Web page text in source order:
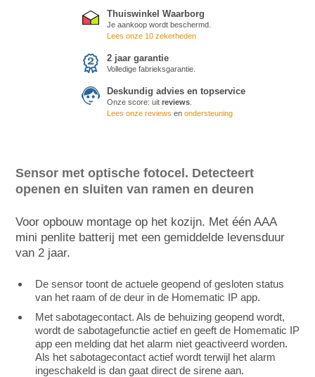
Thuiswinkel Waarborg
Je aankoop wordt beschermd.
Lees onze 10 zekerheden
2 jaar garantie
Volledige fabrieksgarantie.
Deskundig advies en topservice
Onze score: uit reviews
Lees onze reviews en ondersteuning
Sensor met optische fotocel. Detecteert
openen en sluiten van ramen en deuren
Voor opbouw montage op het kozijn. Met één AAA
mini penlite batterij met een gemiddelde levensduur
van 2 jaar.
De sensor toont de actuele geopend of gesloten status
van het raam of de deur in de Homematic IP app.
Met sabotagecontact. Als de behuizing geopend wordt,
wordt de sabotagefunctie actief en geeft de Homematic IP
app een melding dat het alarm niet geactiveerd worden.
Als het sabotagecontact actief wordt terwijl het alarm
ingeschakeld is dan gaat direct de sirene aan.